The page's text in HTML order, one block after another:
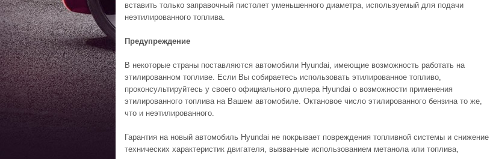
вставить только заправочный пистолет уменьшенного диаметра, используемый для подачи
неэтилированного топлива.
Предупреждение
В некоторые страны поставляются автомобили Hyundai, имеющие возможность работать на
этилированном топливе. Если Вы собираетесь использовать этилированное топливо,
проконсультируйтесь у своего официального дилера Hyundai о возможности применения
этилированного топлива на Вашем автомобиле. Октановое число этилированного бензина то же,
что и неэтилированного.
Гарантия на новый автомобиль Hyundai не покрывает повреждения топливной системы и снижение
технических характеристик двигателя, вызванные использованием метанола или топлива,